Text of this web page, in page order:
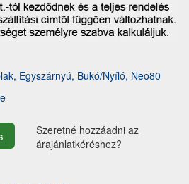
Egyszárnyú, Bukó/Nyíló, Neo80
Szeretné hozzáadni az
árajánlatkéréshez?